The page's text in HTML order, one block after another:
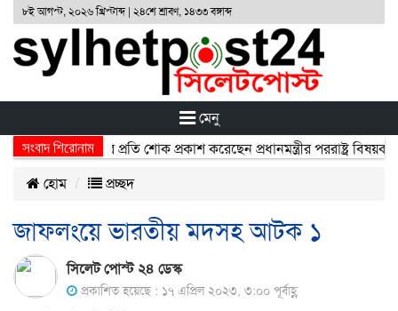
৮ই আগস্ট, ২০২৬ খ্রিস্টাব্দ | ২৪শে শ্রাবণ, ১৪৩৩ বঙ্গাব্দ
মেনু
সংবাদ শিরোনাম
নিহতদের প্রতি শোক প্রকাশ করেছেন প্রধানমন্ত্রীর পররাষ্ট্র বিষয়ক
হোম
প্রচ্ছদ
জাফলংয়ে ভারতীয় মদসহ আটক ১
সিলেট পোস্ট ২৪ ডেস্ক
প্রকাশিত হয়েছে : ১৭ এপ্রিল ২০২৩, ৩:০০ পূর্বাহ্ণ